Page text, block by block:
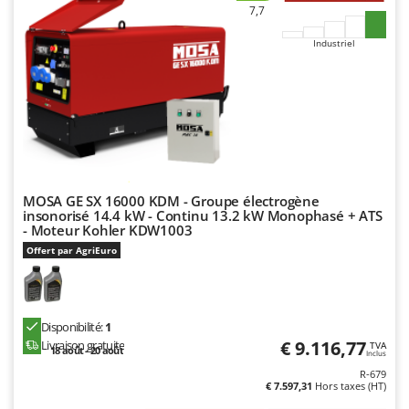
Groupes électrogènes
Gyrobroyeurs à lame pour tracteur
H
Haches - Cognées et Hachettes
Hachoirs à viande
Herses à Dents
L
Lames à neige
Lames niveleuses pour tracteur
Lave-vitres
Lieuses électriques pour vignes
M
E
EcoFlow
Edilmark
Effeuno
Einhell
Elegen
Energy Gruppi
Enotecnica Pillan
Eschenfelder
EuroMech
Eurosystems
FAC
7,7
Industriel
MOSA GE SX 16000 KDM - Groupe électrogène
insonorisé 14.4 kW - Continu 13.2 kW Monophasé + ATS
- Moteur Kohler KDW1003
Offert par AgriEuro
Disponibilité:1
Livraison gratuite
18 août - 20 août € 9.116,77 TVA
Inclus
R-679
€ 7.597,31 Hors taxes (HT)